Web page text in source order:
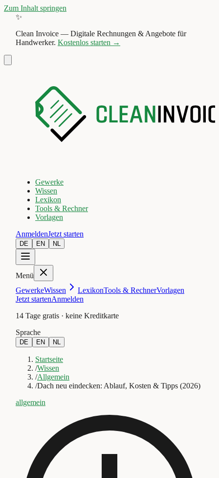
Zum Inhalt springen
✨
Clean Invoice — Digitale Rechnungen & Angebote für
Handwerker. Kostenlos starten →
Gewerke
Wissen
Lexikon
Tools & Rechner
Vorlagen
AnmeldenJetzt starten
DE EN NL
Menü
GewerkeWissen LexikonTools & RechnerVorlagen
Jetzt startenAnmelden
14 Tage gratis · keine Kreditkarte
Sprache
DE EN NL
Startseite
/Wissen
/Allgemein
/Dach neu eindecken: Ablauf, Kosten & Tipps (2026)
allgemein